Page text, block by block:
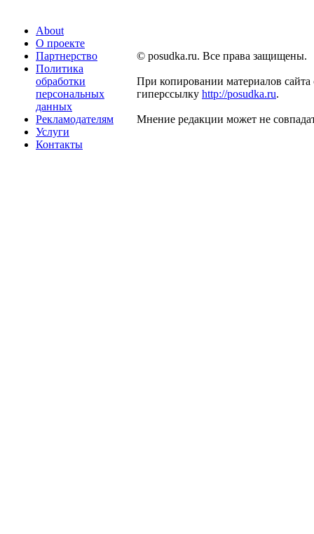
About
О проекте
Партнерство
Политика
обработки
персональных
данных
Рекламодателям
Услуги
Контакты
© posudka.ru. Все права защищены.
При копировании материалов сайта
гиперссылку http://posudka.ru.
Мнение редакции может не